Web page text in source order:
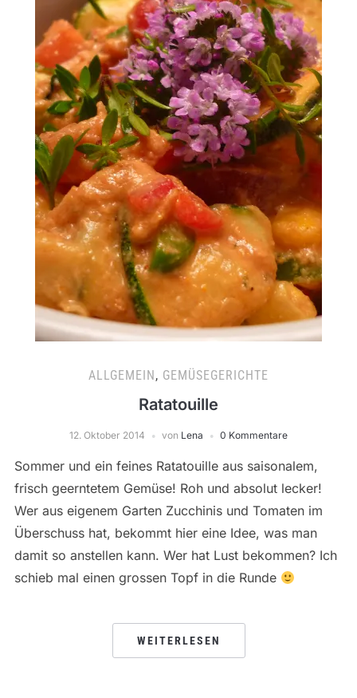
ALLGEMEIN, GEMÜSEGERICHTE
Ratatouille
12. Oktober 2014 von Lena 0 Kommentare
Sommer und ein feines Ratatouille aus saisonalem,
frisch geerntetem Gemüse! Roh und absolut lecker!
Wer aus eigenem Garten Zucchinis und Tomaten im
Überschuss hat, bekommt hier eine Idee, was man
damit so anstellen kann. Wer hat Lust bekommen? Ich
schieb mal einen grossen Topf in die Runde
WEITERLESEN